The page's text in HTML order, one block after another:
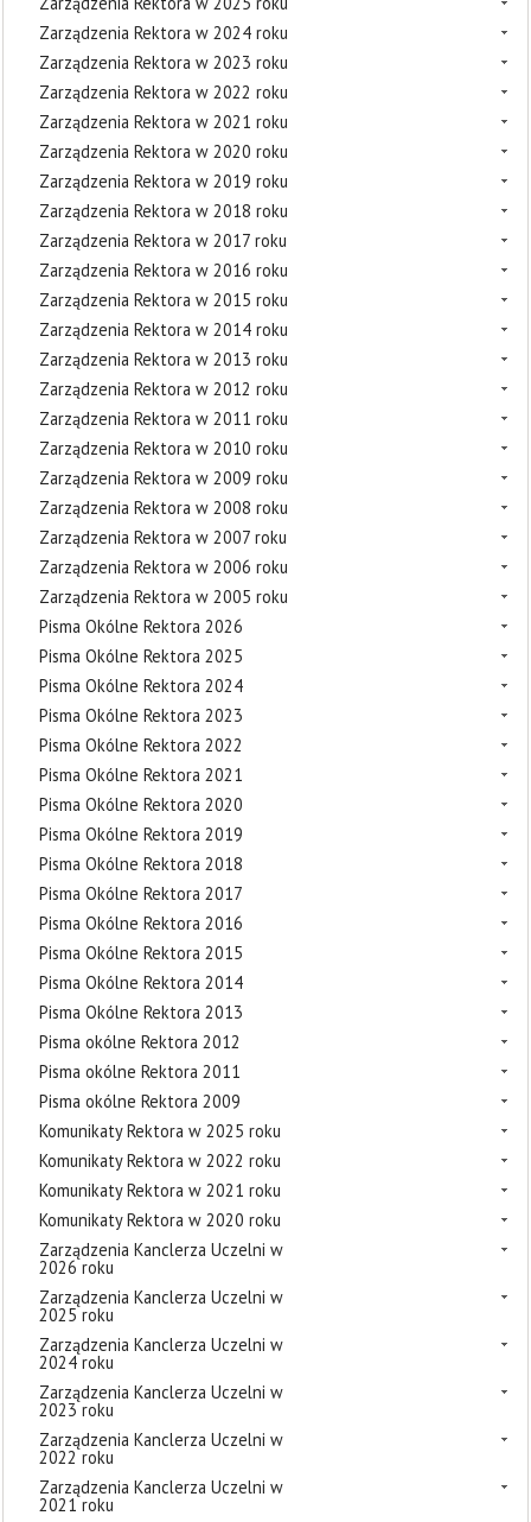
Zarządzenia Rektora w 2024 roku
Zarządzenia Rektora w 2023 roku
Zarządzenia Rektora w 2022 roku
Zarządzenia Rektora w 2021 roku
Zarządzenia Rektora w 2020 roku
Zarządzenia Rektora w 2019 roku
Zarządzenia Rektora w 2018 roku
Zarządzenia Rektora w 2017 roku
Zarządzenia Rektora w 2016 roku
Zarządzenia Rektora w 2015 roku
Zarządzenia Rektora w 2014 roku
Zarządzenia Rektora w 2013 roku
Zarządzenia Rektora w 2012 roku
Zarządzenia Rektora w 2011 roku
Zarządzenia Rektora w 2010 roku
Zarządzenia Rektora w 2009 roku
Zarządzenia Rektora w 2008 roku
Zarządzenia Rektora w 2007 roku
Zarządzenia Rektora w 2006 roku
Zarządzenia Rektora w 2005 roku
Pisma Okólne Rektora 2026
Pisma Okólne Rektora 2025
Pisma Okólne Rektora 2024
Pisma Okólne Rektora 2023
Pisma Okólne Rektora 2022
Pisma Okólne Rektora 2021
Pisma Okólne Rektora 2020
Pisma Okólne Rektora 2019
Pisma Okólne Rektora 2018
Pisma Okólne Rektora 2017
Pisma Okólne Rektora 2016
Pisma Okólne Rektora 2015
Pisma Okólne Rektora 2014
Pisma Okólne Rektora 2013
Pisma okólne Rektora 2012
Pisma okólne Rektora 2011
Pisma okólne Rektora 2009
Komunikaty Rektora w 2025 roku
Komunikaty Rektora w 2022 roku
Komunikaty Rektora w 2021 roku
Komunikaty Rektora w 2020 roku
Zarządzenia Kanclerza Uczelni w
2026 roku
Zarządzenia Kanclerza Uczelni w
2025 roku
Zarządzenia Kanclerza Uczelni w
2024 roku
Zarządzenia Kanclerza Uczelni w
2023 roku
Zarządzenia Kanclerza Uczelni w
2022 roku
Zarządzenia Kanclerza Uczelni w
2021 roku